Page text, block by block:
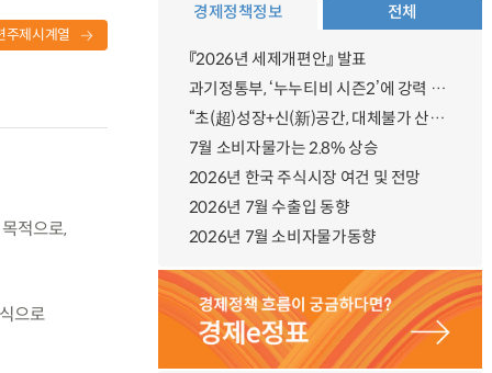
주제시계열
적으로,
으로
경제정책정보 전체
『2026년 세제개편안』 발표
과기정통부, ‘누누티비 시즌2’에 강력 대응 의지 밝혀
“초(超)성장+신(新)공간, 대체불가 산업강국”
7월 소비자물가는 2.8% 상승
2026년 한국 주식시장 여건 및 전망
2026년 7월 수출입 동향
2026년 7월 소비자물가동향